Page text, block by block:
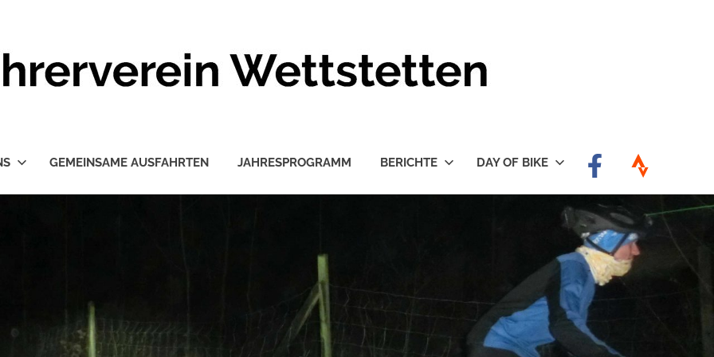
GEMEINSAME AUSFAHRTEN JAHRESPROGRAMM BERICHTE DAY OF BIKE